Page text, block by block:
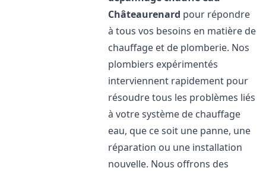
Châteaurenard pour répondre
à tous vos besoins en matière de
chauffage et de plomberie. Nos
plombiers expérimentés
interviennent rapidement pour
résoudre tous les problèmes liés
à votre système de chauffage
eau, que ce soit une panne, une
réparation ou une installation
nouvelle. Nous offrons des